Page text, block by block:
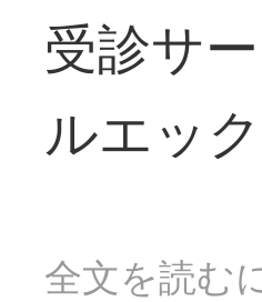
受診サ
ルエッ
全文を読む